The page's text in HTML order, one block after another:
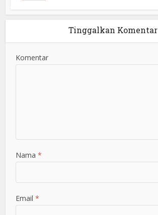
Tinggalkan Komentar
Komentar
Nama*
Email*